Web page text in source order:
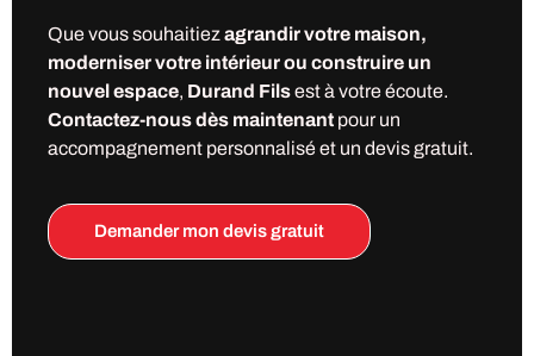
Que vous souhaitiez agrandir votre maison,
moderniser votre intérieur ou construire un
nouvel espace, Durand Filsest à votre écoute.
Contactez-nous dès maintenant pour un
accompagnement personnalisé et un devis gratuit.
Demander mon devis gratuit